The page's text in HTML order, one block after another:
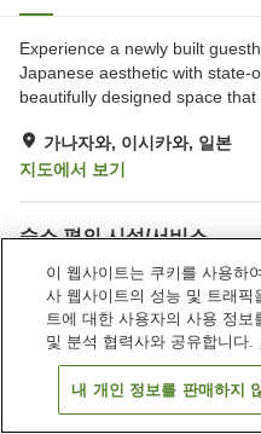
Experience a newly built
Japanese aesthetic with state-
beautifully designed space
가나자와, 이시카와, 일본
지도에서 보기
숙소 편의 시설/서비스
주차장
일본 이시카와 가나
객
이 웹사이트는 쿠키를 사용하
사 웹사이트의 성능 및 트래픽
트에 대한 사용자의 사용 정
및 분석 협력사와 공유합니다.
내 개인 정보를 판매하지